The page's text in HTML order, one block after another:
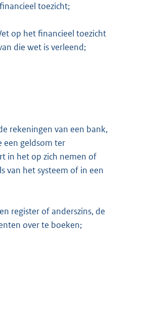
toezicht;
op het financieel toezicht
die wet is verleend;
rekeningen van een bank,
een geldsom ter
in het op zich nemen of
van het systeem of in een
register of anderszins, de
over te boeken;